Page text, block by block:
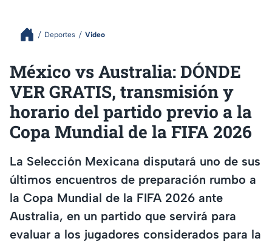
Deportes Video
México vs Australia: DÓNDE
VER GRATIS, transmisión y
horario del partido previo a la
Copa Mundial de la FIFA 2026
La Selección Mexicana disputará uno de sus
últimos encuentros de preparación rumbo a
la Copa Mundial de la FIFA 2026 ante
Australia, en un partido que servirá para
evaluar a los jugadores considerados para la